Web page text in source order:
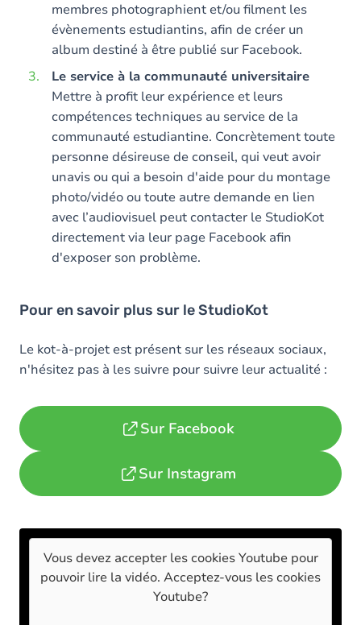
membres photographient et/ou filment les
évènements estudiantins, afin de créer un
album destiné à être publié sur Facebook.
Le service à la communauté universitaire
Mettre à profit leur expérience et leurs
compétences techniques au service de la
communauté estudiantine. Concrètement toute
personne désireuse de conseil, qui veut avoir
unavis ou qui a besoin d'aide pour du montage
photo/vidéo ou toute autre demande en lien
avec l’audiovisuel peut contacter le StudioKot
directement via leur page Facebook afin
d'exposer son problème.
Pour en savoir plus sur le StudioKot
Le kot-à-projet est présent sur les réseaux sociaux,
n'hésitez pas à les suivre pour suivre leur actualité :
Sur Facebook
Sur Instagram
Vous devez accepter les cookiesYoutubepour
pouvoir lire la vidéo. Acceptez-vous les cookies
Youtube?